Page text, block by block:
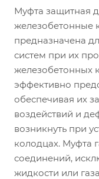
Муфта защитная
железобетонные
предназначена
систем при их
железобетонных
эффективно
обеспечивая их
воздействий и
возникнуть при
колодцах. Муфта
соединений,
жидкости или